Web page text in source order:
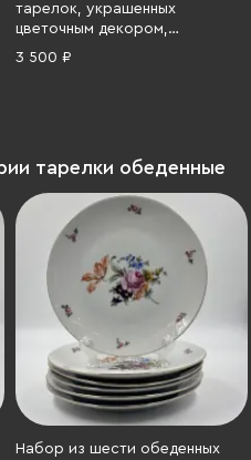
тарелок, украшенных
цветочным декором,
Полтавский фарфоровый
3 500 ₽
тарелки обеденные
Набор из шести обеденных